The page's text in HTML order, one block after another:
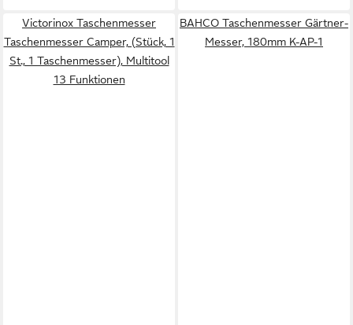
Victorinox Taschenmesser
Taschenmesser Camper, (Stück, 1
St., 1 Taschenmesser), Multitool
13 Funktionen
BAHCO Taschenmesser Gärtner-
Messer, 180mm K-AP-1